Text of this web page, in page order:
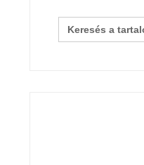
Search
for: